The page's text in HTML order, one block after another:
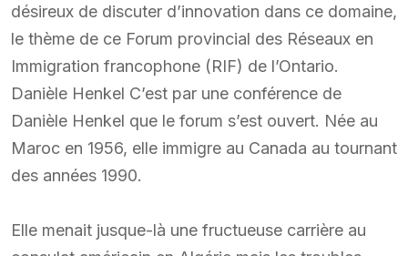
désireux de discuter d’innovation dans ce domaine,
le thème de ce Forum provincial des Réseaux en
Immigration francophone (RIF) de l’Ontario.
Danièle Henkel C’est par une conférence de
Danièle Henkel que le forum s’est ouvert. Née au
Maroc en 1956, elle immigre au Canada au tournant
des années 1990.
Elle menait jusque-là une fructueuse carrière au